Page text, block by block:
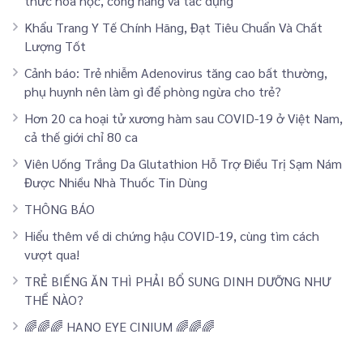
Khẩu Trang Y Tế Chính Hãng, Đạt Tiêu Chuẩn Và Chất
Lượng Tốt
Cảnh báo: Trẻ nhiễm Adenovirus tăng cao bất thường,
phụ huynh nên làm gì để phòng ngừa cho trẻ?
Hơn 20 ca hoại tử xương hàm sau COVID-19 ở Việt Nam,
cả thế giới chỉ 80 ca
Viên Uống Trắng Da Glutathion Hỗ Trợ Điều Trị Sạm Nám
Được Nhiều Nhà Thuốc Tin Dùng
THÔNG BÁO
Hiểu thêm về di chứng hậu COVID-19, cùng tìm cách
vượt qua!
TRẺ BIẾNG ĂN THÌ PHẢI BỔ SUNG DINH DƯỠNG NHƯ
THẾ NÀO?
🌈🌈🌈 HANO EYE CINIUM 🌈🌈🌈